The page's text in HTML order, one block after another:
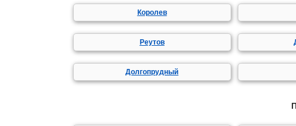
Королев
Реутов
Долгопрудный